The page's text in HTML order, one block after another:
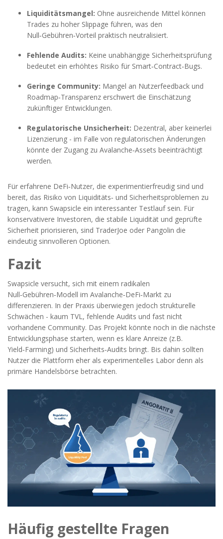
Liquiditätsmangel: Ohne ausreichende Mittel können
Trades zu hoher Slippage führen, was den
Null‑Gebühren‑Vorteil praktisch neutralisiert.
Fehlende Audits: Keine unabhängige Sicherheitsprüfung
bedeutet ein erhöhtes Risiko für Smart‑Contract‑Bugs.
Geringe Community: Mangel an Nutzerfeedback und
Roadmap‑Transparenz erschwert die Einschätzung
zukünftiger Entwicklungen.
Regulatorische Unsicherheit: Dezentral, aber keinerlei
Lizenzierung - im Falle von regulatorischen Änderungen
könnte der Zugang zu Avalanche‑Assets beeinträchtigt
werden.
Für erfahrene DeFi‑Nutzer, die experimentierfreudig sind und
bereit, das Risiko von Liquiditäts‑ und Sicherheitsproblemen zu
tragen, kann Swapsicle ein interessanter Testlauf sein. Für
konservativere Investoren, die stabile Liquidität und geprüfte
Sicherheit priorisieren, sind TraderJoe oder Pangolin die
eindeutig sinnvolleren Optionen.
Fazit
Swapsicle versucht, sich mit einem radikalen
Null‑Gebühren‑Modell im Avalanche‑DeFi‑Markt zu
differenzieren. In der Praxis überwiegen jedoch strukturelle
Schwächen - kaum TVL, fehlende Audits und fast nicht
vorhandene Community. Das Projekt könnte noch in die nächste
Entwicklungsphase starten, wenn es klare Anreize (z.B.
Yield‑Farming) und Sicherheits‑Audits bringt. Bis dahin sollten
Nutzer die Plattform eher als experimentelles Labor denn als
primäre Handelsbörse betrachten.
Häufig gestellte Fragen